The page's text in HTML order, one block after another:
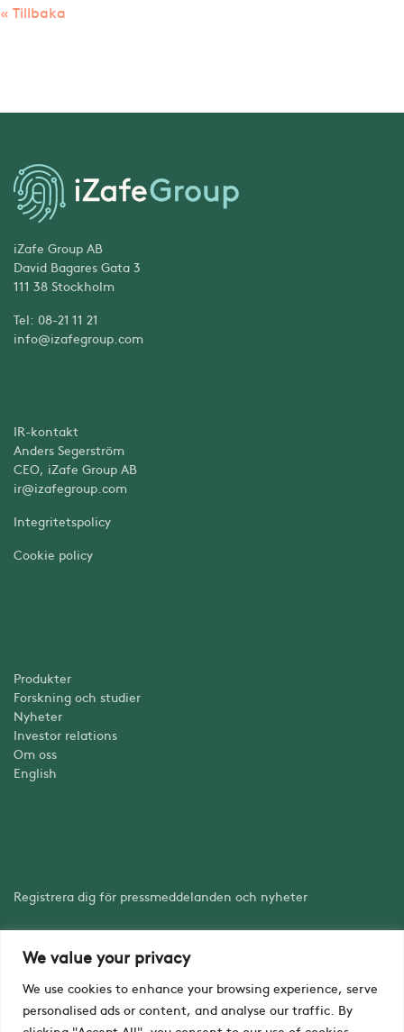
We value your privacy
We use cookies to enhance your browsing experience, serve
personalised ads or content, and analyse our traffic. By
« Tillbaka
iZafe Group AB
David Bagares Gata 3
111 38 Stockholm
Tel: 08-21 11 21
info@izafegroup.com
IR-kontakt
Anders Segerström
CEO, iZafe Group AB
ir@izafegroup.com
Integritetspolicy
Cookie policy
Produkter
Forskning och studier
Nyheter
Investor relations
Om oss
English
Registrera dig för pressmeddelanden och nyheter
Registrera dig